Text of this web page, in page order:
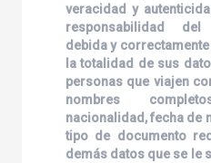
veracidad y
responsabilidad
debida y
la totalidad de sus
personas que viajen
nombres
nacionalidad, fecha de
tipo de documento
demás datos que se le